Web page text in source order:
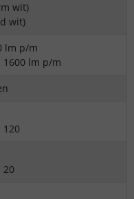
wit)
wit)
lm p/m
1600 lm p/m
120
20